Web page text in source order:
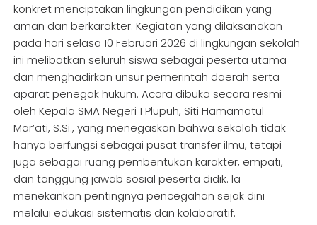
konkret menciptakan lingkungan pendidikan yang
aman dan berkarakter. Kegiatan yang dilaksanakan
pada hari selasa 10 Februari 2026 di lingkungan sekolah
ini melibatkan seluruh siswa sebagai peserta utama
dan menghadirkan unsur pemerintah daerah serta
aparat penegak hukum. Acara dibuka secara resmi
oleh Kepala SMA Negeri 1 Plupuh, Siti Hamamatul
Mar’ati, S.Si., yang menegaskan bahwa sekolah tidak
hanya berfungsi sebagai pusat transfer ilmu, tetapi
juga sebagai ruang pembentukan karakter, empati,
dan tanggung jawab sosial peserta didik. Ia
menekankan pentingnya pencegahan sejak dini
melalui edukasi sistematis dan kolaboratif.